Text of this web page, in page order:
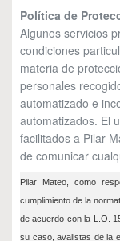
Política de
Algunos servicios
condiciones
materia de
personales
automatizado e
automatizados. El
facilitados a Pilar
de comunicar
Pilar Mateo, como
cumplimiento de la
de acuerdo con la L.O.
su caso, avalistas de la